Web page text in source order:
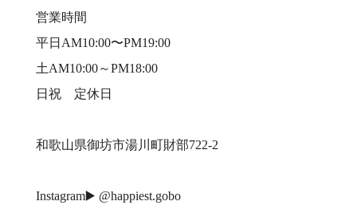
営業時間
平日AM10:00〜PM19:00
土AM10:00～PM18:00
日祝 定休日
和歌山県御坊市湯川町財部722-2
Instagram▶️ @happiest.gobo